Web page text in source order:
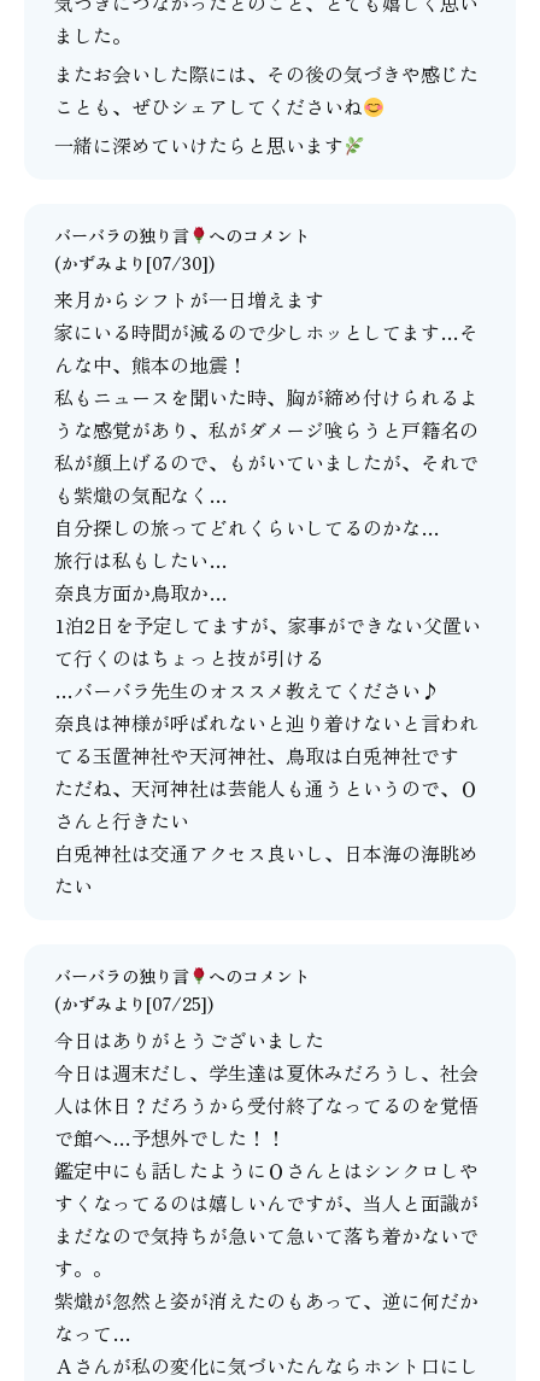
ました。
またお会いした際には、その後の気づきや感じた
ことも、ぜひシェアしてくださいね
一緒に深めていけたらと思います
バーバラの独り言
へのコメント
(かずみより[07/30])
来月からシフトが一日増えます
家にいる時間が減るので少しホッとしてます…そ
んな中、熊本の地震！
私もニュースを聞いた時、胸が締め付けられるよ
うな感覚があり、私がダメージ喰らうと戸籍名の
私が顔上げるので、もがいていましたが、それで
も紫熾の気配なく…
自分探しの旅ってどれくらいしてるのかな…
旅行は私もしたい…
奈良方面か鳥取か…
1泊2日を予定してますが、家事ができない父置い
て行くのはちょっと技が引ける
…バーバラ先生のオススメ教えてください♪
奈良は神様が呼ばれないと辿り着けないと言われ
てる玉置神社や天河神社、鳥取は白兎神社です
ただね、天河神社は芸能人も通うというので、Ｏ
さんと行きたい
白兎神社は交通アクセス良いし、日本海の海眺め
たい
バーバラの独り言
へのコメント
(かずみより[07/25])
今日はありがとうございました
今日は週末だし、学生達は夏休みだろうし、社会
人は休日？だろうから受付終了なってるのを覚悟
で館へ…予想外でした！！
鑑定中にも話したようにＯさんとはシンクロしや
すくなってるのは嬉しいんですが、当人と面識が
まだなので気持ちが急いて急いて落ち着かないで
す。。
紫熾が忽然と姿が消えたのもあって、逆に何だか
なって…
Ａさんが私の変化に気づいたんならホント口にし